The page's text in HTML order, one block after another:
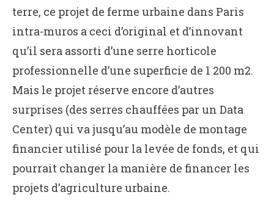
terre, ce projet de ferme urbaine dans Paris
intra-muros a ceci d’original et d’innovant
qu’il sera assorti d’une serre horticole
professionnelle d’une superficie de 1 200 m2.
Mais le projet réserve encore d’autres
surprises (des serres chauffées par un Data
Center) qui va jusqu’au modèle de montage
financier utilisé pour la levée de fonds, et qui
pourrait changer la manière de financer les
projets d’agriculture urbaine.